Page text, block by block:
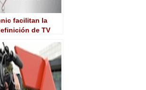
facilitan la
de TV